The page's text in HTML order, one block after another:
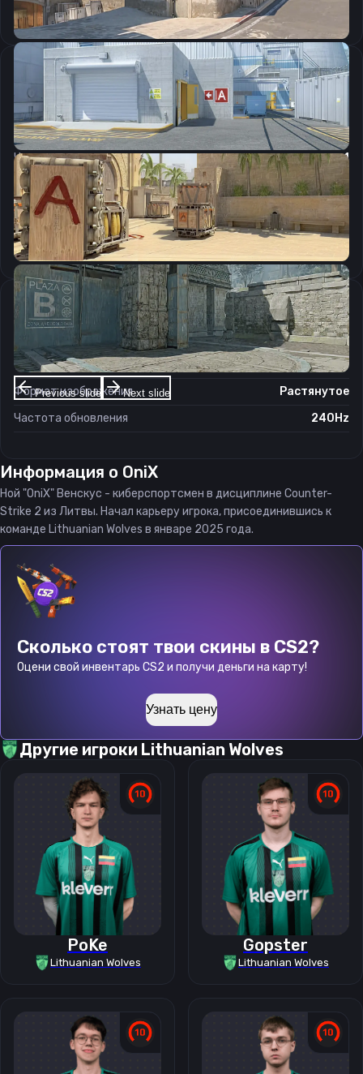
Previous slide Next slide
Скопировать
Настройки мыши
DPI:
800
Чувствительность мыши в игре:
1.12
Чувствительность мыши в зуме:
1
Чувствительность мыши в Windows:
6/11
Ускорение мыши:
0
m_rawinput:
1
Настройки экрана
Разрешение
1280×1024
Соотношение сторон
4:3
Формат изображения
Растянутое
Частота обновления
240Hz
Информация о OniX
Ной "OniX" Венскус - киберспортсмен в дисциплине Counter-
Strike 2 из Литвы. Начал карьеру игрока, присоединившись к
команде Lithuanian Wolves в январе 2025 года.
Сколько стоят твои скины в CS2?
Оцени свой инвентарь CS2 и получи деньги на карту!
Узнать цену
Другие игроки Lithuanian Wolves
PoKe
Lithuanian Wolves
Gopster
Lithuanian Wolves